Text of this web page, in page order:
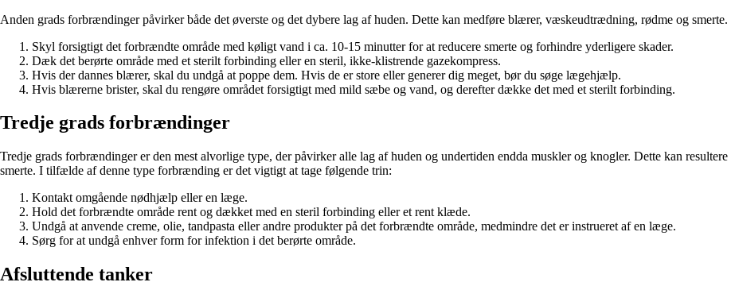
Anden grads forbrændinger påvirker både det øverste og det dybere lag af huden. Dette kan medføre blærer, væskeudtrædning, rødme og
Skyl forsigtigt det forbrændte område med køligt vand i ca. 10-15 minutter for at reducere smerte og forhindre yderligere skader.
Dæk det berørte område med et sterilt forbinding eller en steril, ikke-klistrende gazekompress.
Hvis der dannes blærer, skal du undgå at poppe dem. Hvis de er store eller generer dig meget, bør du søge lægehjælp.
Hvis blærerne brister, skal du rengøre området forsigtigt med mild sæbe og vand, og derefter dække det med et sterilt forbinding.
Tredje grads forbrændinger
Tredje grads forbrændinger er den mest alvorlige type, der påvirker alle lag af huden og undertiden endda muskler og knogler. Dette kan
smerte. I tilfælde af denne type forbrænding er det vigtigt at tage følgende trin:
Kontakt omgående nødhjælp eller en læge.
Hold det forbrændte område rent og dækket med en steril forbinding eller et rent klæde.
Undgå at anvende creme, olie, tandpasta eller andre produkter på det forbrændte område, medmindre det er instrueret af en læge.
Sørg for at undgå enhver form for infektion i det berørte område.
Afsluttende tanker